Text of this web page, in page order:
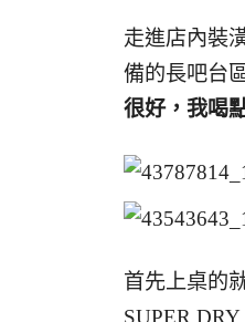
走進店內裝
備的長吧台
很好，我喝
首先上桌的
SUPER